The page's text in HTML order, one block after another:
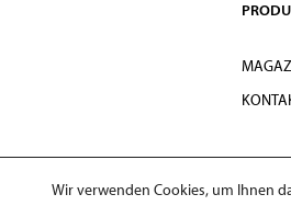
GmbH
Wir verwenden Cookies, um Ihnen